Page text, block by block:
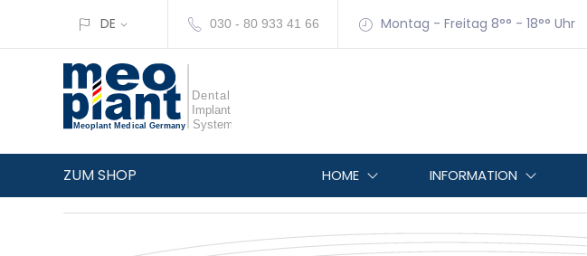
DE 030 - 80 933 41 66 Montag - Freitag 8°° - 18°° Uhr
ZUM SHOP HOME INFORMATION